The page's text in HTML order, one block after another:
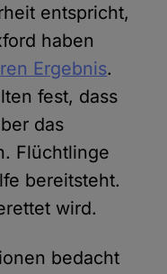
entspricht,
haben
Ergebnis.
fest, dass
das
Flüchtlinge
bereitsteht.
wird.
bedacht